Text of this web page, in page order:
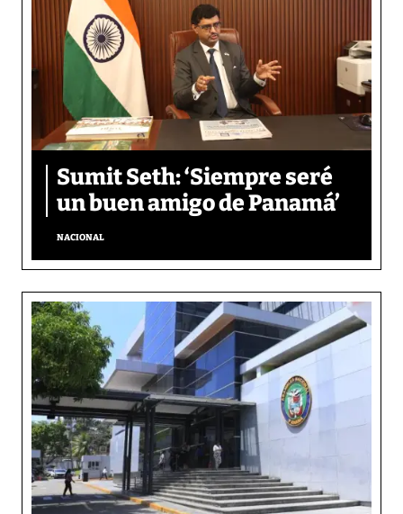
Sumit Seth: ‘Siempre seré
un buen amigo de Panamá’
NACIONAL